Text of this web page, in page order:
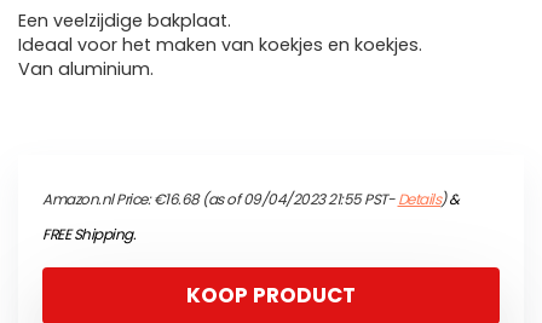
Een veelzijdige bakplaat.
Ideaal voor het maken van koekjes en koekjes.
Van aluminium.
Amazon.nl Price:€16.68(as of 09/04/2023 21:55 PST-Details)&
FREE Shipping.
KOOP PRODUCT